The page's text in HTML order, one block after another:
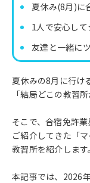
夏休み(8月)に
1人で安心し
友達と一緒に
夏休みの8月に行け
「結局どこの教習
そこで、合宿免許
ご紹介してきた「
教習所を紹介します。
本記事では、2026